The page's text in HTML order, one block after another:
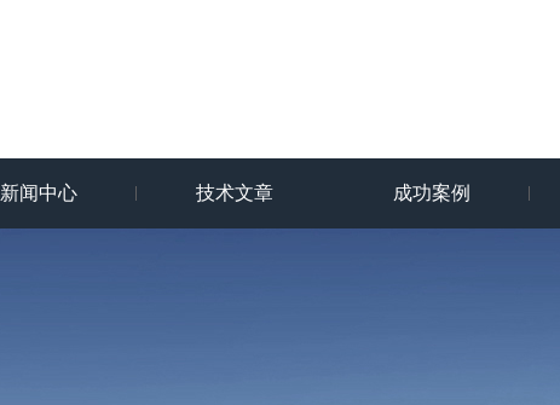
新闻中心 技术文章 成功案例